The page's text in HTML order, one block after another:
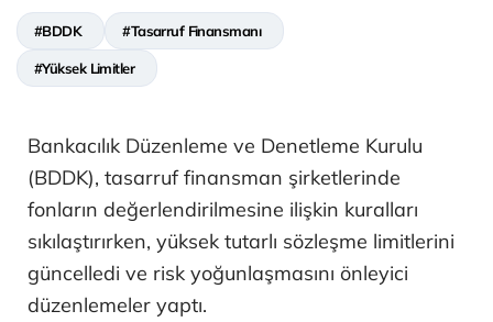
#BDDK #Tasarruf Finansmanı
#Yüksek Limitler
Bankacılık Düzenleme ve Denetleme Kurulu
(BDDK), tasarruf finansman şirketlerinde
fonların değerlendirilmesine ilişkin kuralları
sıkılaştırırken, yüksek tutarlı sözleşme limitlerini
güncelledi ve risk yoğunlaşmasını önleyici
düzenlemeler yaptı.